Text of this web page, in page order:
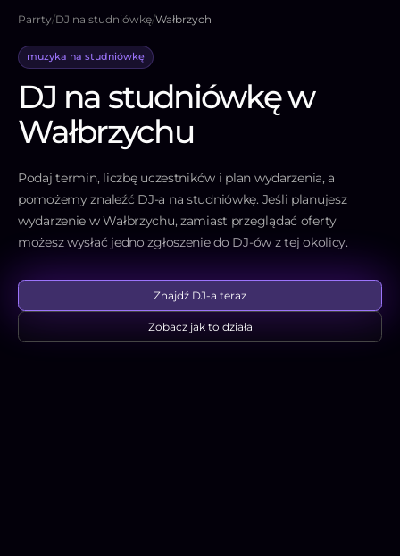
Parrty/DJ na studniówkę/Wałbrzych
muzyka na studniówkę
DJ na studniówkę w
Wałbrzychu
Podaj termin, liczbę uczestników i plan wydarzenia, a
pomożemy znaleźć DJ-a na studniówkę. Jeśli planujesz
wydarzenie w Wałbrzychu, zamiast przeglądać oferty
możesz wysłać jedno zgłoszenie do DJ-ów z tej okolicy.
Znajdź DJ-a teraz
Zobacz jak to działa